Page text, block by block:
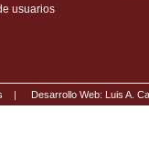
usuarios
| Desarrollo Web: Luis